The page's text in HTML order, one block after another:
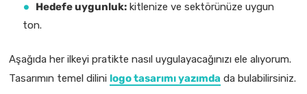
Hedefe uygunluk: kitlenize ve sektörünüze uygun
ton.
Aşağıda her ilkeyi pratikte nasıl uygulayacağınızı ele alıyorum.
Tasarımın temel dilini logo tasarımı yazımda da bulabilirsiniz.